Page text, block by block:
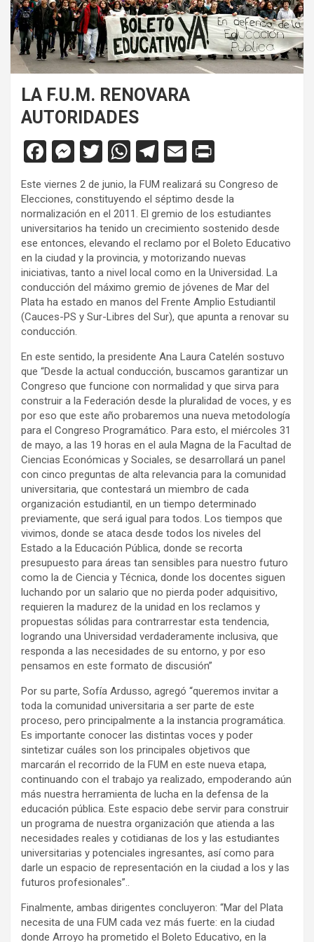
LA F.U.M. RENOVARA
AUTORIDADES
F
a
ce
b
o
o
k
M
es
se
n
g
er
T
wi
tt
er
W
h
at
s
A
p
p
T
el
e
gr
a
m
E
m
ail
in
tF
ri
e
n
dl
y
Este viernes 2 de junio, la FUM realizará su Congreso de
Elecciones, constituyendo el séptimo desde la
normalización en el 2011. El gremio de los estudiantes
universitarios ha tenido un crecimiento sostenido desde
ese entonces, elevando el reclamo por el Boleto Educativo
en la ciudad y la provincia, y motorizando nuevas
iniciativas, tanto a nivel local como en la Universidad. La
conducción del máximo gremio de jóvenes de Mar del
Plata ha estado en manos del Frente Amplio Estudiantil
(Cauces-PS y Sur-Libres del Sur), que apunta a renovar su
conducción.
En este sentido, la presidente Ana Laura Catelén sostuvo
que “Desde la actual conducción, buscamos garantizar un
Congreso que funcione con normalidad y que sirva para
construir a la Federación desde la pluralidad de voces, y es
por eso que este año probaremos una nueva metodología
para el Congreso Programático. Para esto, el miércoles 31
de mayo, a las 19 horas en el aula Magna de la Facultad de
Ciencias Económicas y Sociales, se desarrollará un panel
con cinco preguntas de alta relevancia para la comunidad
universitaria, que contestará un miembro de cada
organización estudiantil, en un tiempo determinado
previamente, que será igual para todos. Los tiempos que
vivimos, donde se ataca desde todos los niveles del
Estado a la Educación Pública, donde se recorta
presupuesto para áreas tan sensibles para nuestro futuro
como la de Ciencia y Técnica, donde los docentes siguen
luchando por un salario que no pierda poder adquisitivo,
requieren la madurez de la unidad en los reclamos y
propuestas sólidas para contrarrestar esta tendencia,
logrando una Universidad verdaderamente inclusiva, que
responda a las necesidades de su entorno, y por eso
pensamos en este formato de discusión”
Por su parte, Sofía Ardusso, agregó “queremos invitar a
toda la comunidad universitaria a ser parte de este
proceso, pero principalmente a la instancia programática.
Es importante conocer las distintas voces y poder
sintetizar cuáles son los principales objetivos que
marcarán el recorrido de la FUM en este nueva etapa,
continuando con el trabajo ya realizado, empoderando aún
más nuestra herramienta de lucha en la defensa de la
educación pública. Este espacio debe servir para construir
un programa de nuestra organización que atienda a las
necesidades reales y cotidianas de los y las estudiantes
universitarias y potenciales ingresantes, así como para
darle un espacio de representación en la ciudad a los y las
futuros profesionales”..
Finalmente, ambas dirigentes concluyeron: “Mar del Plata
necesita de una FUM cada vez más fuerte: en la ciudad
donde Arroyo ha prometido el Boleto Educativo, en la